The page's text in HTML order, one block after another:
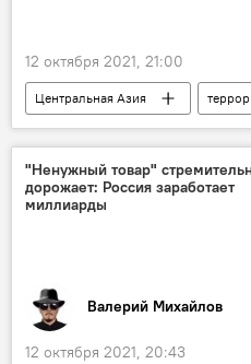
12 октября 2021, 21:00
Центральная Азия
"Аль-Каида"
талибы
"Ненужный товар"
дорожает: Россия заработает
миллиарды
Валерий Михайлов
12 октября 2021, 20:43